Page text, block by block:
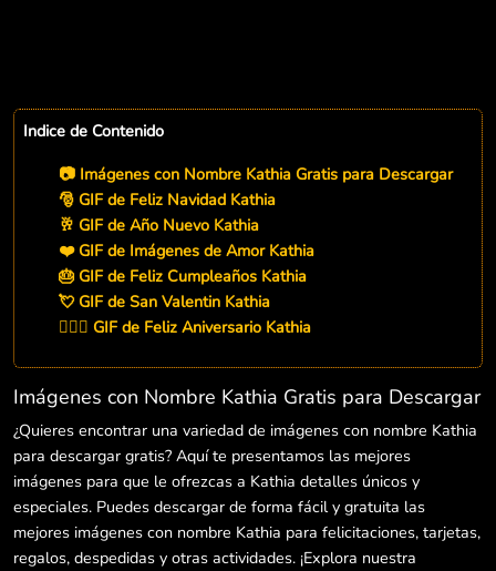
Indice de Contenido
📷 Imágenes con Nombre Kathia Gratis para Descargar
🎅 GIF de Feliz Navidad Kathia
🥂 GIF de Año Nuevo Kathia
❤️ GIF de Imágenes de Amor Kathia
🎂 GIF de Feliz Cumpleaños Kathia
💘 GIF de San Valentin Kathia
👨‍❤️‍👨 GIF de Feliz Aniversario Kathia
Imágenes con Nombre Kathia Gratis para Descargar
¿Quieres encontrar una variedad de imágenes con nombre Kathia
para descargar gratis? Aquí te presentamos las mejores
imágenes para que le ofrezcas a Kathia detalles únicos y
especiales. Puedes descargar de forma fácil y gratuita las
mejores imágenes con nombre Kathia para felicitaciones, tarjetas,
regalos, despedidas y otras actividades. ¡Explora nuestra